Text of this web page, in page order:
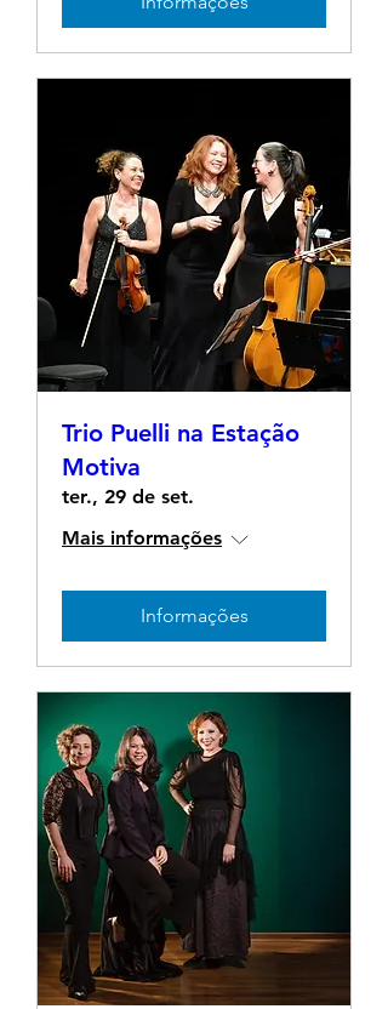
Trio Puelli na Estação
Motiva
ter., 29 de set.
Mais informações
Informações